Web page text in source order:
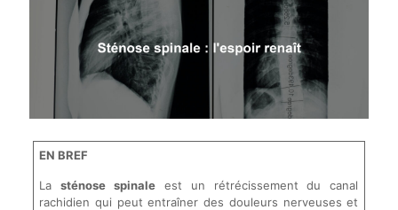
EN BREF
Lasténose spinale est un rétrécissement du canal
rachidien qui peut entraîner des douleurs nerveuses et